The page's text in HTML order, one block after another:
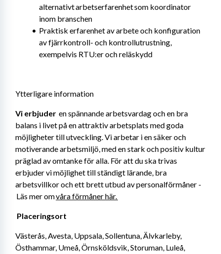
alternativt arbetserfarenhet som koordinator
inom branschen
Praktisk erfarenhet av arbete och konfiguration
av fjärrkontroll- och kontrollutrustning,
exempelvis RTU:er och reläskydd
Ytterligare information
Vi erbjuder en spännande arbetsvardag och en bra
balans i livet på en attraktiv arbetsplats med goda
möjligheter till utveckling. Vi arbetar i en säker och
motiverande arbetsmiljö, med en stark och positiv kultur
präglad av omtanke för alla. För att du ska trivas
erbjuder vi möjlighet till ständigt lärande, bra
arbetsvillkor och ett brett utbud av personalförmåner -
Läs mer om våra förmåner här.
Placeringsort
Västerås, Avesta, Uppsala, Sollentuna, Älvkarleby,
Östhammar, Umeå, Örnsköldsvik, Storuman, Luleå,